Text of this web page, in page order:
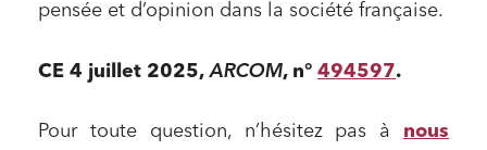
pensée et d’opinion dans la société française.
CE 4 juillet 2025, ARCOM, n° 494597.
Pour toute question, n’hésitez pas à nous